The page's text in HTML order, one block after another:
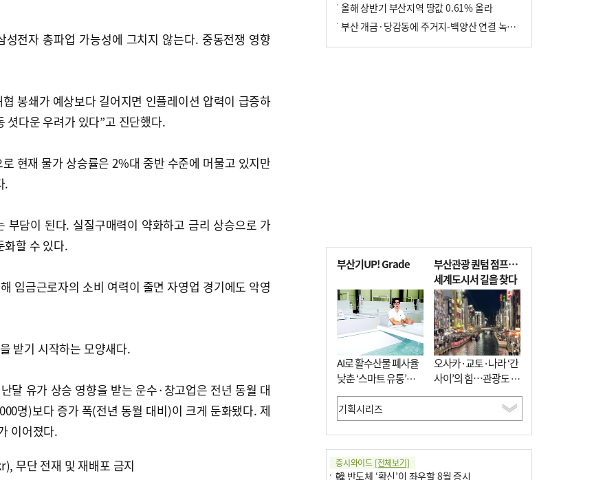
전자 총파업 가능성에 그치지 않는다. 중동전쟁 영향
봉쇄가 예상보다 길어지면 인플레이션 압력이 급증하
셧다운 우려가 있다”고 진단했다.
현재 물가 상승률은 2%대 중반 수준에 머물고 있지만
.
부담이 된다. 실질구매력이 약화하고 금리 상승으로 가
화할 수 있다.
임금근로자의 소비 여력이 줄면 자영업 경기에도 악영
받기 시작하는 모양새다.
달 유가 상승 영향을 받는 운수·창고업은 전년 동월 대
명)보다 증가 폭(전년 동월 대비)이 크게 둔화됐다. 제
이어졌다.
무단 전재 및 재배포 금지
올해 상반기 부산지역 땅값 0.61% 올라
부산 개금·당감동에 주거지-백양산 연결 녹지 조성
부산기UP! Grade
AI로 활수산물 폐사율
낮춘 ‘스마트 유통’…
사막·산악지대 수출
도전
부산관광 퀀텀 점프…
세계도시서 길을 찾다
오사카·교토·나라 ‘간
사이’의 힘…관광도 뭉
쳐야 흥한다
증시와이드 [전체보기]
韓 반도체 ‘확신’이 좌우할 8월 증시